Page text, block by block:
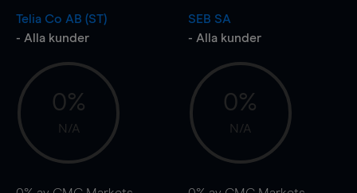
Telia Co AB (ST)
- Alla kunder
0%
N/A
SEB SA
- Alla kunder
0%
N/A